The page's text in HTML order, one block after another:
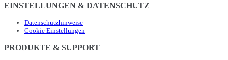
EINSTELLUNGEN & DATENSCHUTZ
Datenschutzhinweise
Cookie Einstellungen
PRODUKTE & SUPPORT